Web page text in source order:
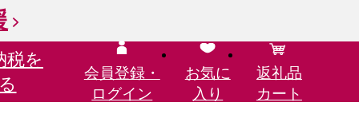
税を
会員登録・
ログイン
お気に
入り
返礼品
カート